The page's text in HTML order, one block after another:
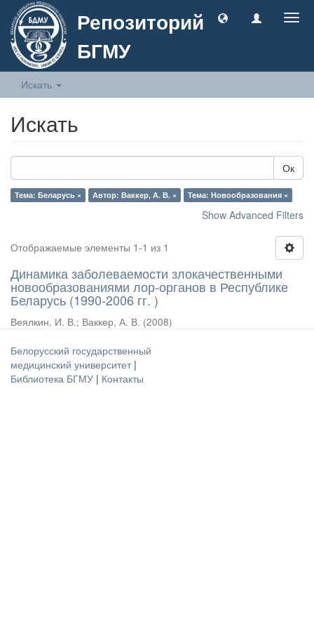
Репозиторий
БГМУ
Искать
Искать
Ок
Тема: Беларусь × Автор: Ваккер, А. В. × Тема: Новообразования ×
Show Advanced Filters
Отображаемые элементы 1-1 из 1
Динамика заболеваемости злокачественными
новообразованиями лор-органов в Республике
Беларусь (1990-2006 гг. )
Веялкин, И. В.; Ваккер, А. В. (2008)
Белорусский государственный
медицинский университет |
Библиотека БГМУ | Контакты